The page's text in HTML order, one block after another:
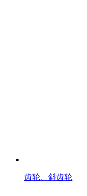
齿轮、斜齿轮